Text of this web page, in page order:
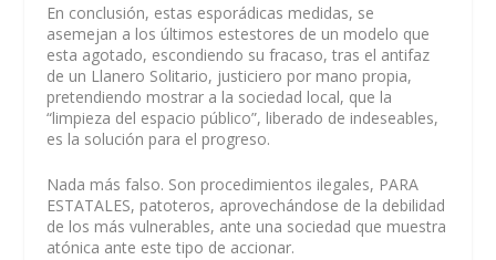
En conclusión, estas esporádicas medidas, se
asemejan a los últimos estestores de un modelo que
esta agotado, escondiendo su fracaso, tras el antifaz
de un Llanero Solitario, justiciero por mano propia,
pretendiendo mostrar a la sociedad local, que la
“limpieza del espacio público”, liberado de indeseables,
es la solución para el progreso.
Nada más falso. Son procedimientos ilegales, PARA
ESTATALES, patoteros, aprovechándose de la debilidad
de los más vulnerables, ante una sociedad que muestra
atónica ante este tipo de accionar.